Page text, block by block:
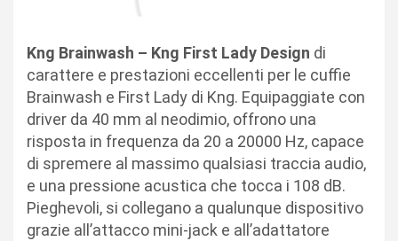
Kng Brainwash – Kng First Lady Design di
carattere e prestazioni eccellenti per le cuffie
Brainwash e First Lady di Kng. Equipaggiate con
driver da 40 mm al neodimio, offrono una
risposta in frequenza da 20 a 20000 Hz, capace
di spremere al massimo qualsiasi traccia audio,
e una pressione acustica che tocca i 108 dB.
Pieghevoli, si collegano a qualunque dispositivo
grazie all’attacco mini-jack e all’adattatore